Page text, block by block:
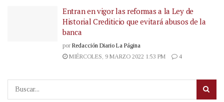
Entran en vigor las reformas a la Ley de
Historial Crediticio que evitará abusos de la
banca
por Redacción Diario La Página
MIÉRCOLES, 9 MARZO 2022 1:53 PM
4